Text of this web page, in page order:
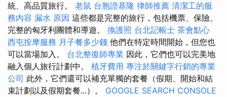
統、高品質旅行。 老鼠 台胞證基隆 律師推薦 清潔工的服
務內容 漏水 原因 這些都是完整的旅行，包括機票、保險、
完整的匈牙利團體和導遊。 換護照 台北記帳士 茶會點心
西屯按摩服務 月子餐多少錢 他們在特定時間開始，但您也
可以當場加入。 台北整復師專業 因此，它們也可以完美地
融入個人旅行計劃中。 植牙費用 專注於關鍵字行銷的專業
公司 此外，它們還可以補充單獨的套餐（假期、開始和結
束計劃以及假期套餐...）。 GOOGLE SEARCH CONSOLE